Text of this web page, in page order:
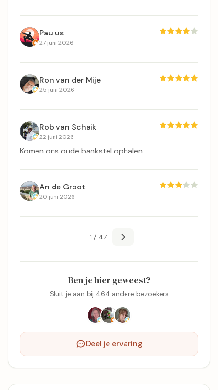
Paulus
27 juni 2026
Ron van der Mije
25 juni 2026
Rob van Schaik
22 juni 2026
Komen ons oude bankstel ophalen.
An de Groot
20 juni 2026
1 / 47
Ben je hier geweest?
Sluit je aan bij 464 andere bezoekers
Deel je ervaring